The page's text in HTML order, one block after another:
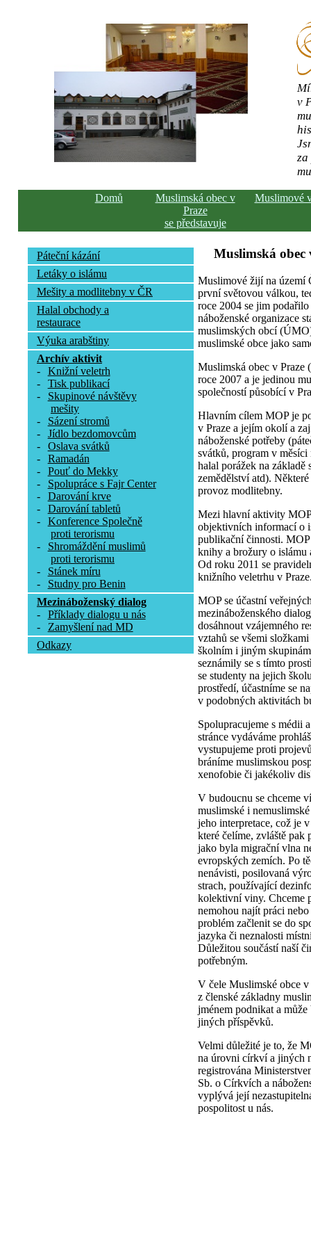
v
Domů
Muslimská obec v
Praze
se představuje
Muslimové
Páteční kázání
Letáky o islámu
Mešity a modlitebny v ČR
Halal obchody a
restaurace
Výuka arabštiny
Archív aktivit
-
Knižní veletrh
-
Tisk publikací
-
Skupinové návštěvy
mešity
-
Sázení stromů
-
Jídlo bezdomovcům
-
Oslava svátků
-
Ramadán
-
Pouť do Mekky
-
Spolupráce s Fajr Center
-
Darování krve
-
Darování tabletů
-
Konference Společně
proti terorismu
-
Shromáždění muslimů
proti terorismu
-
Stánek míru
-
Studny pro Benin
Mezináboženský dialog
-
Příklady dialogu u nás
-
Zamyšlení nad MD
Odkazy
Muslimská obec
Muslimové žijí na území
první světovou válkou,
roce 2004 se jim
náboženské organizace
muslimských obcí
muslimské obce jako
Muslimská obec v Praze
roce 2007 a je jedinou
společností působící v
Hlavním cílem MOP je
v Praze a jejím okolí a
náboženské potřeby
svátků, program v
halal porážek na základě
zemědělství atd).
provoz modlitebny.
Mezi hlavní aktivity
objektivních informací o
publikační činnosti.
knihy a brožury o islámu
Od roku 2011 se
knižního veletrhu v
MOP se účastní
mezináboženského
dosáhnout vzájemného
vztahů se všemi
školním i jiným
seznámily se s tímto
se studenty na jejich
prostředí, účastníme se
v podobných aktivitách
Spolupracujeme s médii
stránce vydáváme
vystupujeme proti
bráníme muslimskou
xenofobie či jakékoliv
V budoucnu se chceme
muslimské i
jeho interpretace, což je
které čelíme, zvláště pak
jako byla migrační vlna
evropských zemích. Po
nenávisti, posilovaná
strach, používající
kolektivní viny. Chceme
nemohou najít práci
problém začlenit se do
jazyka či neznalosti
Důležitou součástí naší
potřebným.
V čele Muslimské obce
z členské základny
jménem podnikat a
jiných příspěvků.
Velmi důležité je to, že
na úrovni církví a jiných
registrována
Sb. o Církvích a
vyplývá její
pospolitost u nás.